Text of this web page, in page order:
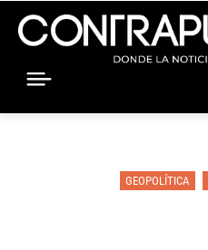
GEOPOLÍTICA